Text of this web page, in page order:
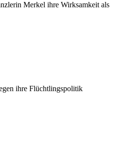
Merkel ihre Wirksamkeit als
ihre Flüchtlingspolitik